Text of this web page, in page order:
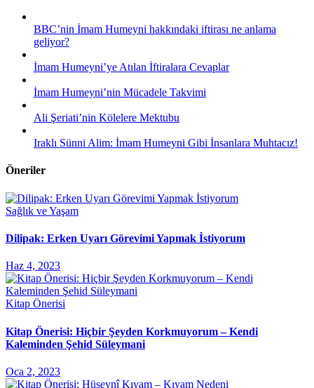
BBC’nin İmam Humeyni hakkındaki iftirası ne anlama
geliyor?
İmam Humeyni’ye Atılan İftiralara Cevaplar
İmam Humeyni’nin Mücadele Takvimi
Ali Şeriati’nin Kölelere Mektubu
Iraklı Sünni Alim: İmam Humeyni Gibi İnsanlara Muhtacız!
Öneriler
Sağlık ve Yaşam
Dilipak: Erken Uyarı Görevimi Yapmak İstiyorum
Haz 4, 2023
Kitap Önerisi
Kitap Önerisi: Hiçbir Şeyden Korkmuyorum – Kendi
Kaleminden Şehid Süleymani
Oca 2, 2023